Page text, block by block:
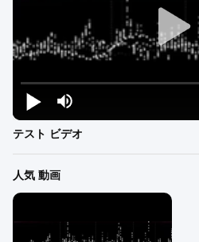
テスト ビデオ
人気 動画